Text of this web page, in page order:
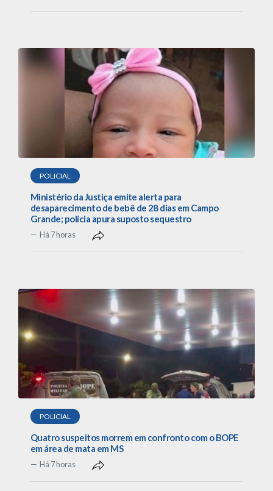
POLICIAL
Ministério da Justiça emite alerta para
desaparecimento de bebê de 28 dias em Campo
Grande; polícia apura suposto sequestro
Há 7 horas
POLICIAL
Quatro suspeitos morrem em confronto com o BOPE
em área de mata em MS
Há 7 horas